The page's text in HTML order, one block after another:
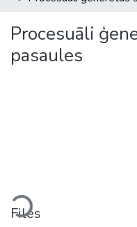
Procesuāli
pasaules
Files